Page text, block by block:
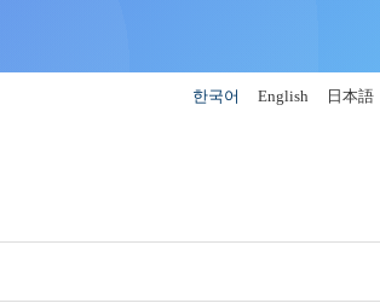
한국어 English 日本語